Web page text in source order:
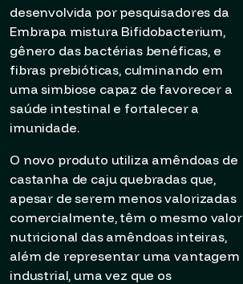
desenvolvida por pesquisadores da
Embrapa mistura Bifidobacterium,
gênero das bactérias benéficas, e
fibras prebióticas, culminando em
uma simbiose capaz de favorecer a
saúde intestinal e fortalecer a
imunidade.
O novo produto utiliza amêndoas de
castanha de caju quebradas que,
apesar de serem menos valorizadas
comercialmente, têm o mesmo valor
nutricional das amêndoas inteiras,
além de representar uma vantagem
industrial, uma vez que os